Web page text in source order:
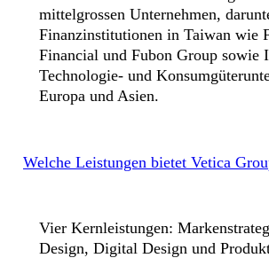
mittelgrossen Unternehmen,
Finanzinstitutionen in Taiwan wie
Financial und Fubon Group sowie
Technologie- und
Europa und Asien.
Welche Leistungen bietet Vetica
Vier Kernleistungen:
Design, Digital Design und